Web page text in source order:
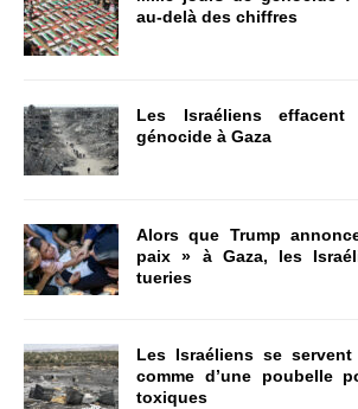
au-delà des chiffres
Les Israéliens
génocide à Gaza
Alors que Trump
paix » à Gaza, les
tueries
Les Israéliens se
comme d’une poubelle
toxiques